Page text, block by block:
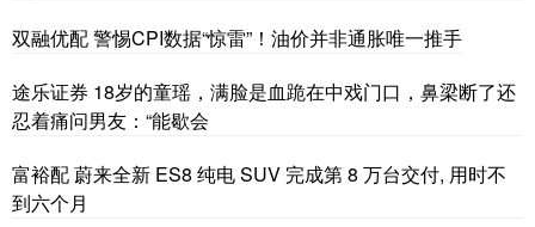
双融优配 警惕CPI数据“惊雷”！油价并非通胀唯一推手
途乐证券 18岁的童瑶，满脸是血跪在中戏门口，鼻梁断了还
忍着痛问男友：“能歇会
富裕配 蔚来全新 ES8 纯电 SUV 完成第 8 万台交付, 用时不
到六个月